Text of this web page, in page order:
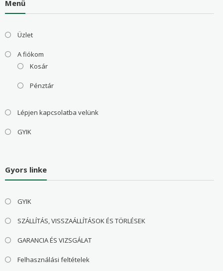
Menü
Üzlet
A fiókom
Kosár
Pénztár
Lépjen kapcsolatba velünk
GYIK
Gyors linke
GYIK
SZÁLLÍTÁS, VISSZAÁLLÍTÁSOK ÉS TÖRLÉSEK
GARANCIA ÉS VIZSGÁLAT
Felhasználási feltételek